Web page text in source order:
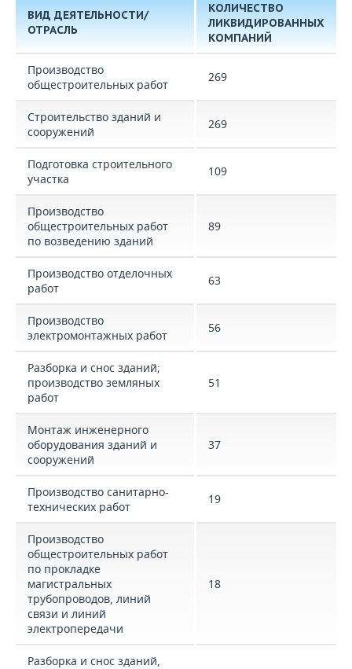
ВИД ДЕЯТЕЛЬНОСТИ/
ОТРАСЛЬ
КОЛИЧЕСТВО
ЛИКВИДИРОВАННЫХ
КОМПАНИЙ
Производство
общестроительных работ
269
Строительство зданий и
сооружений
269
Подготовка строительного
участка
109
Производство
общестроительных работ
по возведению зданий
89
Производство отделочных
работ
63
Производство
электромонтажных работ
56
Разборка и снос зданий;
производство земляных
работ
51
Монтаж инженерного
оборудования зданий и
сооружений
37
Производство санитарно-
технических работ
19
Производство
общестроительных работ
по прокладке
магистральных
трубопроводов, линий
связи и линий
электропередачи
18
Разборка и снос зданий,